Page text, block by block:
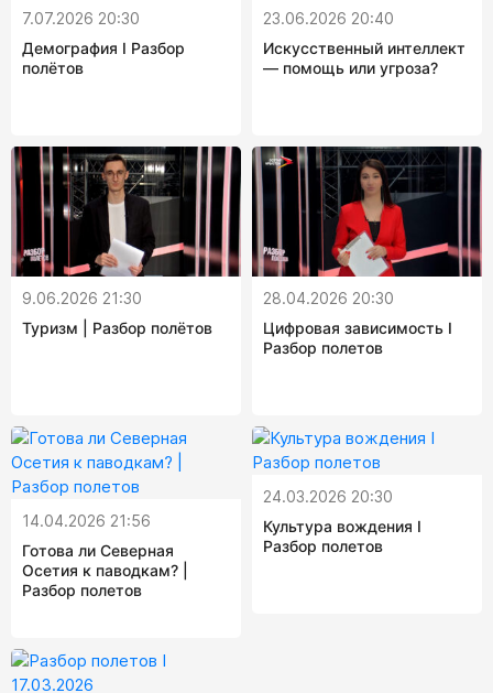
7.07.2026 20:30
Демография I Разбор
полётов
23.06.2026 20:40
Искусственный интеллект
— помощь или угроза?
9.06.2026 21:30
Туризм | Разбор полётов
28.04.2026 20:30
Цифровая зависимость I
Разбор полетов
14.04.2026 21:56
Готова ли Северная
Осетия к паводкам? |
Разбор полетов
24.03.2026 20:30
Культура вождения I
Разбор полетов